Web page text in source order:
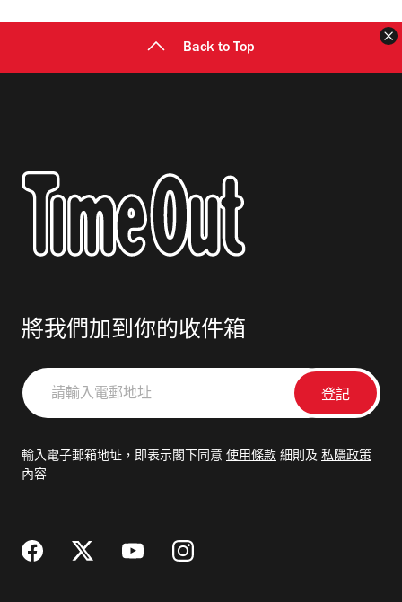
Back to Top
將我們加到你的收件箱
請
輸
郵
輸入電子郵箱地址，即表示閣下同意 使用條款 細則及 私隱政策
內容